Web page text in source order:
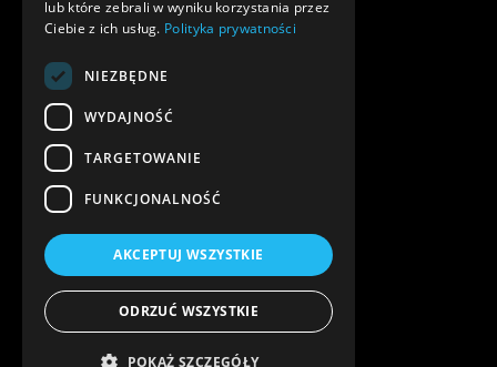
lub które zebrali w wyniku korzystania przez
Ciebie z ich usług. Polityka prywatności
NIEZBĘDNE
WYDAJNOŚĆ
TARGETOWANIE
FUNKCJONALNOŚĆ
AKCEPTUJ WSZYSTKIE
ODRZUĆ WSZYSTKIE
POKAŻ SZCZEGÓŁY